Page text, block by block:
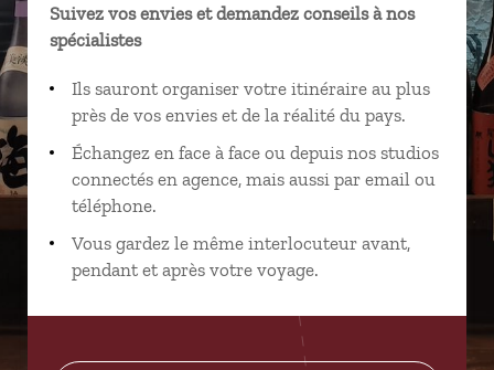
Suivez vos envies et demandez conseils à nos
spécialistes
Ils sauront organiser votre itinéraire au plus
près de vos envies et de la réalité du pays.
Échangez en face à face ou depuis nos studios
connectés en agence, mais aussi par email ou
téléphone.
Vous gardez le même interlocuteur avant,
pendant et après votre voyage.